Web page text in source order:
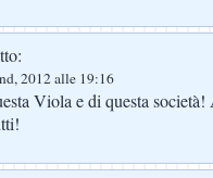
2012 alle 19:16
Viola e di questa